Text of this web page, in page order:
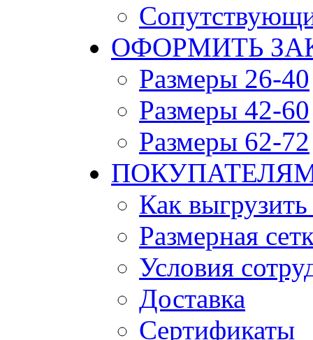
ОФОРМИТЬ
Размеры 26-40
Размеры 42-60
Размеры 62-72
Как
Размерная
Условия
Доставка
Сертификаты